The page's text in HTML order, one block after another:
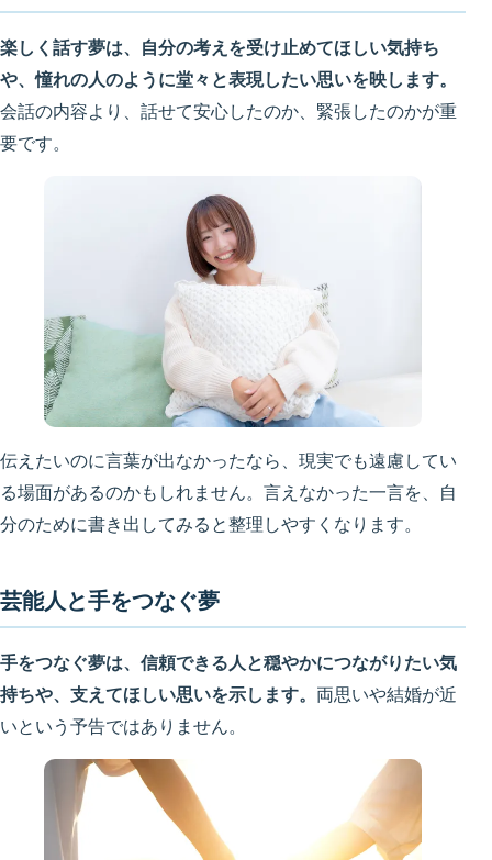
楽しく話す夢は、自分の考えを受け止めてほしい気持ち
や、憧れの人のように堂々と表現したい思いを映します。
会話の内容より、話せて安心したのか、緊張したのかが重
要です。
伝えたいのに言葉が出なかったなら、現実でも遠慮してい
る場面があるのかもしれません。言えなかった一言を、自
分のために書き出してみると整理しやすくなります。
芸能人と手をつなぐ夢
手をつなぐ夢は、信頼できる人と穏やかにつながりたい気
持ちや、支えてほしい思いを示します。 両思いや結婚が近
いという予告ではありません。